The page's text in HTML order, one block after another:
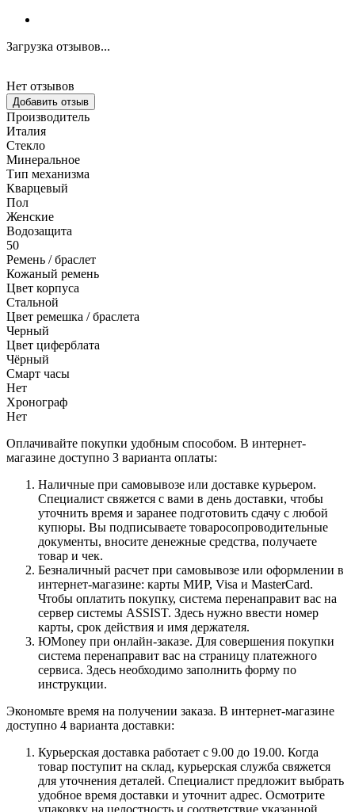
Загрузка отзывов...
Нет отзывов
Добавить отзыв
Производитель
Италия
Стекло
Минеральное
Тип механизма
Кварцевый
Пол
Женские
Водозащита
50
Ремень / браслет
Кожаный ремень
Цвет корпуса
Стальной
Цвет ремешка / браслета
Черный
Цвет циферблата
Чёрный
Смарт часы
Нет
Хронограф
Нет
Оплачивайте покупки удобным способом. В интернет-
магазине доступно 3 варианта оплаты:
Наличные при самовывозе или доставке курьером.
Специалист свяжется с вами в день доставки, чтобы
уточнить время и заранее подготовить сдачу с любой
купюры. Вы подписываете товаросопроводительные
документы, вносите денежные средства, получаете
товар и чек.
Безналичный расчет при самовывозе или оформлении в
интернет-магазине: карты МИР, Visa и MasterCard.
Чтобы оплатить покупку, система перенаправит вас на
сервер системы ASSIST. Здесь нужно ввести номер
карты, срок действия и имя держателя.
ЮMoney при онлайн-заказе. Для совершения покупки
система перенаправит вас на страницу платежного
сервиса. Здесь необходимо заполнить форму по
инструкции.
Экономьте время на получении заказа. В интернет-магазине
доступно 4 варианта доставки:
Курьерская доставка работает с 9.00 до 19.00. Когда
товар поступит на склад, курьерская служба свяжется
для уточнения деталей. Специалист предложит выбрать
удобное время доставки и уточнит адрес. Осмотрите
упаковку на целостность и соответствие указанной